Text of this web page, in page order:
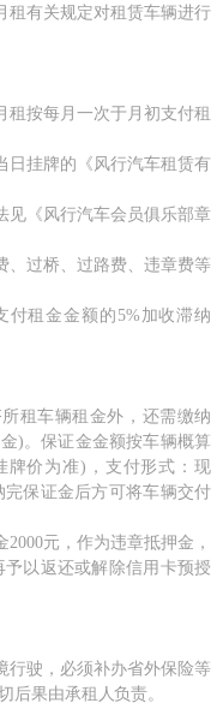
租有关规定对租赁车辆进行
租按每月一次于月初支付租
日挂牌的《风行汽车租赁有
见《风行汽车会员俱乐部章
、过桥、过路费、违章费等
付租金金额的5%加收滞纳
租车辆租金外，还需缴纳
)。保证金金额按车辆概算
牌价为准)，支付形式：现
保证金后方可将车辆交付
元，作为违章抵押金，
以返还或解除信用卡预授
行驶，必须补办省外保险等
后果由承租人负责。